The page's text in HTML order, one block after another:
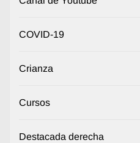
COVID-19
Crianza
Cursos
Destacada derecha